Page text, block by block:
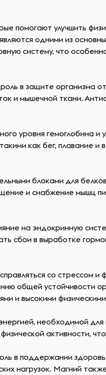
помогают улучшить
одними из
систему, что
в защите организма
и мышечной ткани.
уровня гемоглобина
как бег, плавание и
блоками для
и снабжение мышц
на эндокринную
сбои в выработке
со стрессом
общей устойчивости
и высокими
необходимой
активности,
в поддержании
нагрузок. Магний